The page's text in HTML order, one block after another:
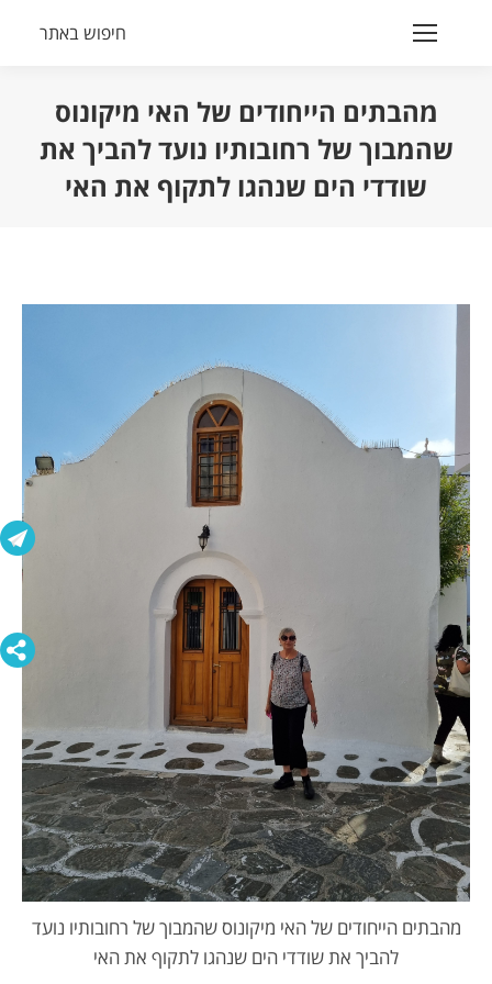
Search:
חיפוש באתר
מהבתים הייחודים של האי מיקונוס
שהמבוך של רחובותיו נועד להביך את
שודדי הים שנהגו לתקוף את האי
מהבתים הייחודים של האי מיקונוס שהמבוך של רחובותיו נועד
להביך את שודדי הים שנהגו לתקוף את האי